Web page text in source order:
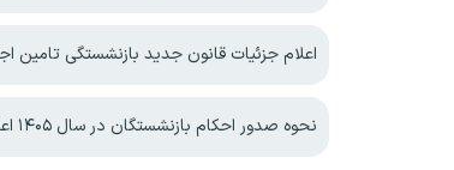
اعلام جزئیات قانون جدید بازنشستگی تامین
نحوه صدور احکام بازنشستگان در سال ۱۴۰۵ اعلام شد